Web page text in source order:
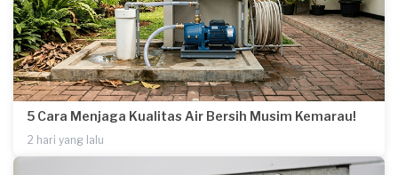
5 Cara Menjaga Kualitas Air Bersih Musim Kemarau!
2 hari yang lalu